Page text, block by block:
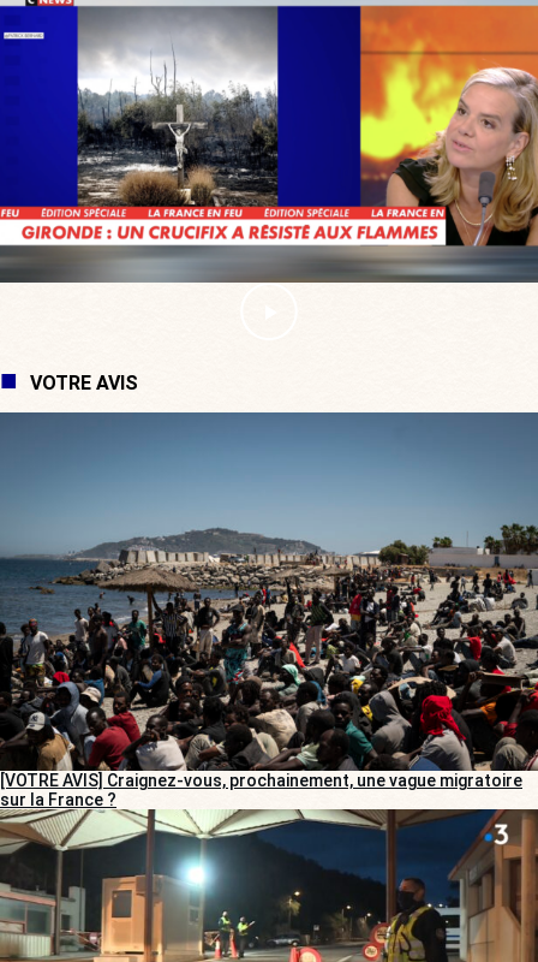
VOTRE AVIS
[VOTRE AVIS] Craignez-vous, prochainement, une vague migratoire
sur la France ?